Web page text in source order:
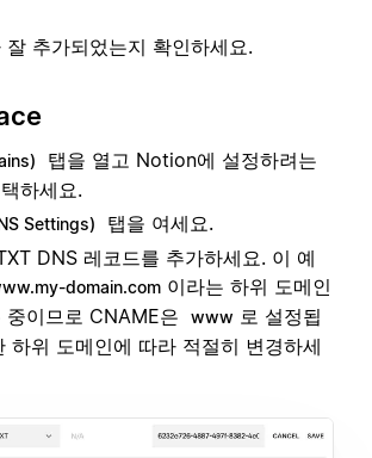
잘 추가되었는지 확인하세요.
탭을 열고 Notion에 설정하려는
하세요.
Settings)
탭을 여세요.
DNS 레코드를 추가하세요. 이 예
domain.com 이라는 하위 도메인
중이므로 CNAME은
www 로 설정됩
하위 도메인에 따라 적절히 변경하세